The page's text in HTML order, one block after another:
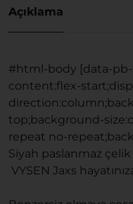
Açıklama
#html-body [data-pb-
content:flex-
top;background-
repeat no-
Siyah paslanmaz çelik
VYSEN Jaxs